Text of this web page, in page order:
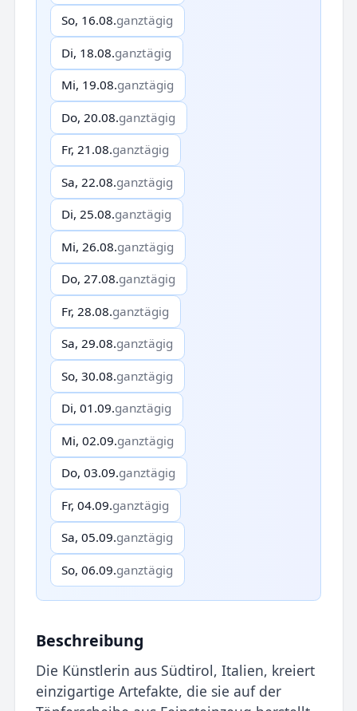
So, 16.08.ganztägig
Di, 18.08.ganztägig
Mi, 19.08.ganztägig
Do, 20.08.ganztägig
Fr, 21.08.ganztägig
Sa, 22.08.ganztägig
Di, 25.08.ganztägig
Mi, 26.08.ganztägig
Do, 27.08.ganztägig
Fr, 28.08.ganztägig
Sa, 29.08.ganztägig
So, 30.08.ganztägig
Di, 01.09.ganztägig
Mi, 02.09.ganztägig
Do, 03.09.ganztägig
Fr, 04.09.ganztägig
Sa, 05.09.ganztägig
So, 06.09.ganztägig
Beschreibung
Die Künstlerin aus Südtirol, Italien, kreiert
einzigartige Artefakte, die sie auf der